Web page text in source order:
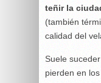
teñir la
(también
calidad del
Suele
pierden en